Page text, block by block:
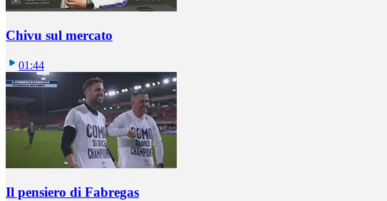
Chivu sul mercato
01:44
Il pensiero di Fabregas